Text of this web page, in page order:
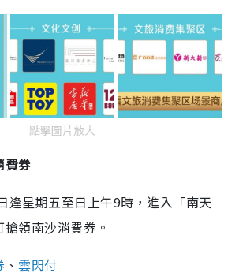
點擊圖片放大
費券
逢星期五至日上午9時，進入「南天
領南沙消費券。
、雲閃付